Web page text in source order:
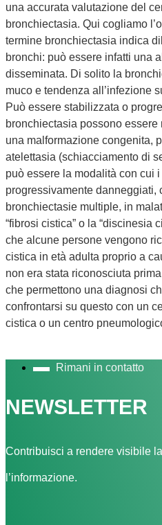
una accurata valutazione del
bronchiectasia. Qui cogliamo
termine bronchiectasia indica
bronchi: può essere infatti una
disseminata. Di solito la
muco e tendenza all’infezione
Può essere stabilizzata o
bronchiectasia possono
una malformazione congenita,
atelettasia (schiacciamento di
può essere la modalità con cui
progressivamente danneggiati,
bronchiectasie multiple, in
“fibrosi cistica” o la “discinesia
che alcune persone vengono
cistica in età adulta proprio a
non era stata riconosciuta
che permettono una diagnosi
confrontarsi su questo con un
cistica o un centro
Rimani in contatto
NEWSLETTER
Contribuisci a rendere visibile
l’informazione.